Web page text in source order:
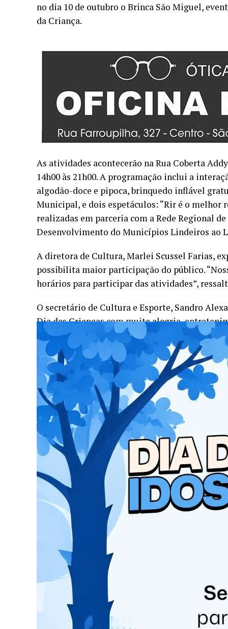
no dia 10 de outubro o Brinca São Miguel,
da Criança.
As atividades acontecerão na Rua Coberta
14h00 às 21h00. A programação inclui a
algodão-doce e pipoca, brinquedo inflável
Municipal, e dois espetáculos: “Rir é o melhor
realizadas em parceria com a Rede Regional
Desenvolvimento do Municípios Lindeiros ao
A diretora de Cultura, Marlei Scussel Farias,
possibilita maior participação do público.
horários para participar das atividades”,
O secretário de Cultura e Esporte, Sandro
Dia das Crianças com muita alegria,
Programação:
08h00 às 11h00 – ATIVIDADES RECREATIVAS:
– Atividades recreativas (Esporte e Lazer);
– Interação com Palhaços;
– Pintura facial;
– Algodão doce e pipoca (gratuito);
– Brinquedo inflável (gratuito);
– Feira do Livro
09h30 – APRESENTAÇÕES DOS ESPETÁCULOS:
– “A hora da estrela” (Tayssa Camila Mazetto
– “Rir é o melhor remédio” (Zé Alves e Prof.
14h00 às 21h00 horas – ATIVIDADES
– Atividades recreativas (Esporte e Lazer);
– Interação com palhaços;
– Pintura facial;
– Algodão doce e pipoca (gratuito);
– Brinquedo inflável (gratuito);
– Feira do Livro